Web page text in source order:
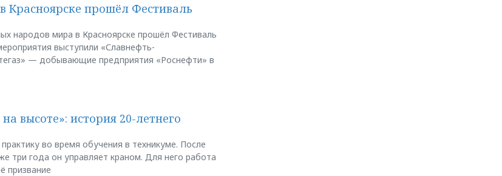
Красноярске прошёл Фестиваль
народов мира в Красноярске прошёл Фестиваль
выступили «Славнефть-
— добывающие предприятия «Роснефти» в
высоте»: история 20-летнего
во время обучения в техникуме. После
три года он управляет краном. Для него работа
призвание